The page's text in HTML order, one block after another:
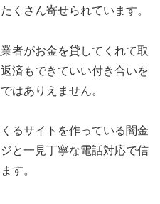
くさん寄せられています。
者がお金を貸してくれて取
済もできていい付き合いを
はありえません。
るサイトを作っている闇金
と一見丁寧な電話対応で信
す。